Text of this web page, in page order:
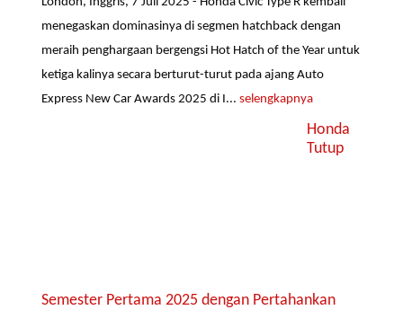
menegaskan dominasinya di segmen hatchback dengan
meraih penghargaan bergengsi Hot Hatch of the Year untuk
ketiga kalinya secara berturut-turut pada ajang Auto
Express New Car Awards 2025 di I...selengkapnya
Honda
Tutup
Semester Pertama 2025 dengan Pertahankan